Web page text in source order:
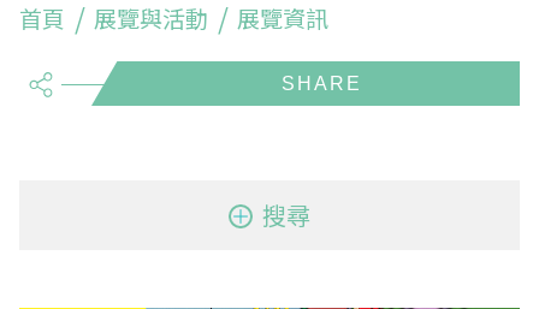
參觀須知
開館時間
環境介紹
展覽與活動
展覽資訊
典藏與研究
首頁 展覽與活動 展覽資訊
share
搜尋